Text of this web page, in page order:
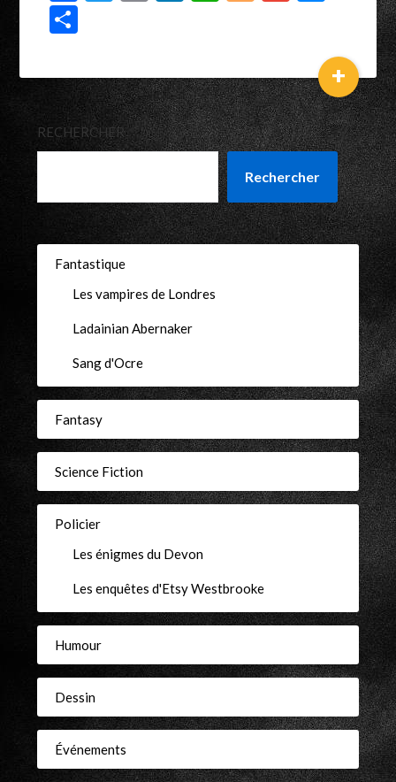
+
RECHERCHER
Rechercher
Fantastique
Les vampires de Londres
Ladainian Abernaker
Sang d'Ocre
Fantasy
Science Fiction
Policier
Les énigmes du Devon
Les enquêtes d'Etsy Westbrooke
Humour
Dessin
Événements